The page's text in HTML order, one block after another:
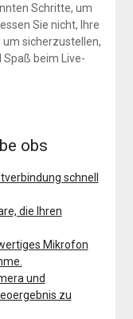
Schritte, um
Sie nicht, Ihre
sicherzustellen,
beim Live-
obs
schnell
die Ihren
Mikrofon
und
zu